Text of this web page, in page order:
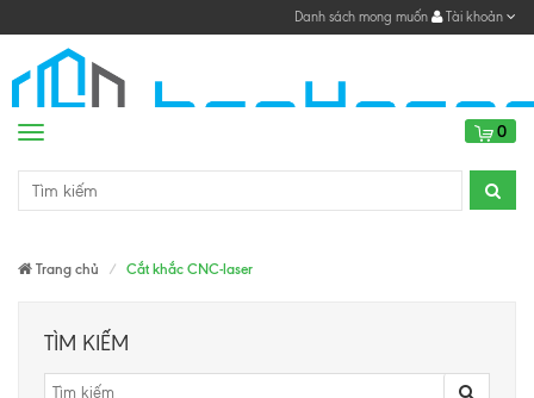
Danh sách mong muốn Tài khoản
Menu 0
Trang chủ Cắt khắc CNC-laser
TÌM KIẾM